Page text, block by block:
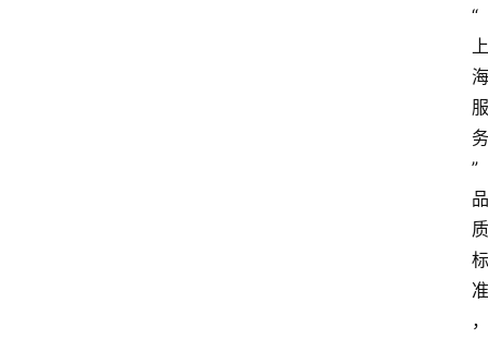
“
上
海
服
务
”
品
质
标
准
，